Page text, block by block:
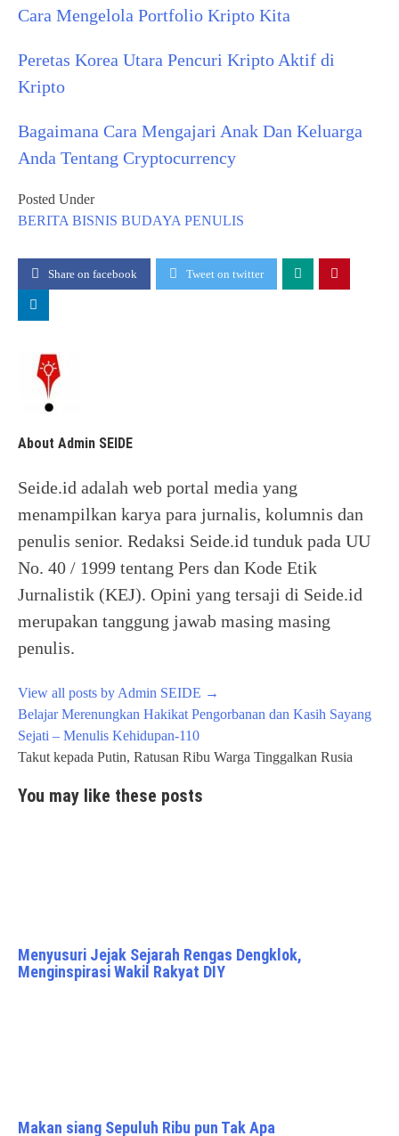
Cara Mengelola Portfolio Kripto Kita
Peretas Korea Utara Pencuri Kripto Aktif di
Kripto
Bagaimana Cara Mengajari Anak Dan Keluarga
Anda Tentang Cryptocurrency
Posted Under
BERITA BISNIS BUDAYA PENULIS
Share on facebook Tweet on twitter
About Admin SEIDE
Seide.id adalah web portal media yang
menampilkan karya para jurnalis, kolumnis dan
penulis senior. Redaksi Seide.id tunduk pada UU
No. 40 / 1999 tentang Pers dan Kode Etik
Jurnalistik (KEJ). Opini yang tersaji di Seide.id
merupakan tanggung jawab masing masing
penulis.
View all posts by Admin SEIDE →
Post
navigation
Belajar Merenungkan Hakikat Pengorbanan dan Kasih Sayang
Sejati – Menulis Kehidupan-110
Takut kepada Putin, Ratusan Ribu Warga Tinggalkan Rusia
You may like these posts
Menyusuri Jejak Sejarah Rengas Dengklok,
Menginspirasi Wakil Rakyat DIY
Makan siang Sepuluh Ribu pun Tak Apa